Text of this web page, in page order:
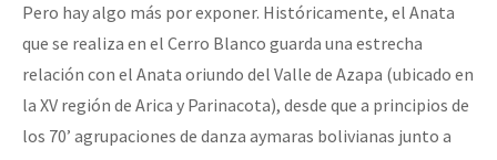
Pero hay algo más por exponer. Históricamente, el Anata
que se realiza en el Cerro Blanco guarda una estrecha
relación con el Anata oriundo del Valle de Azapa (ubicado en
la XV región de Arica y Parinacota), desde que a principios de
los 70’ agrupaciones de danza aymaras bolivianas junto a